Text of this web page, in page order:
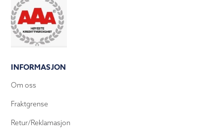
INFORMASJON
Om oss
Fraktgrense
Retur/Reklamasjon